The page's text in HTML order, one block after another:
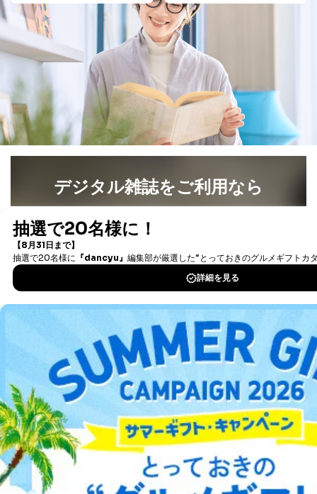
デジタル雑誌をご利用なら
書籍）が無料で読み放題！
DOWNLOAD FOR IOS
DOWNLOAD FOR ANDROID
ご利用方法はこちら
総合案内
アフィリエイト 採用情報
プレスリリース お問い合わせ